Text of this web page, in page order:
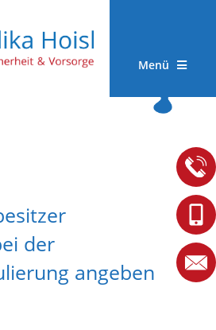
Menü
der
angeben